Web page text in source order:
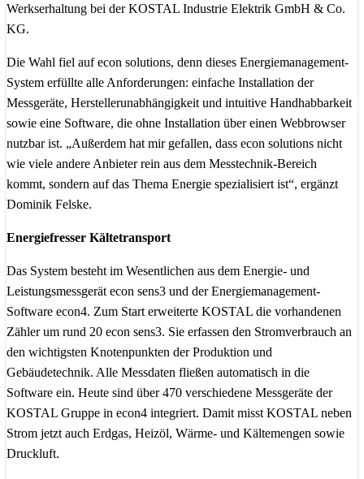
Werkserhaltung bei der KOSTAL Industrie Elektrik GmbH & Co.
KG.
Die Wahl fiel auf econ solutions, denn dieses Energiemanagement-
System erfüllte alle Anforderungen: einfache Installation der
Messgeräte, Herstellerunabhängigkeit und intuitive Handhabbarkeit
sowie eine Software, die ohne Installation über einen Webbrowser
nutzbar ist. „Außerdem hat mir gefallen, dass econ solutions nicht
wie viele andere Anbieter rein aus dem Messtechnik-Bereich
kommt, sondern auf das Thema Energie spezialisiert ist“, ergänzt
Dominik Felske.
Energiefresser Kältetransport
Das System besteht im Wesentlichen aus dem Energie- und
Leistungsmessgerät econ sens3 und der Energiemanagement-
Software econ4. Zum Start erweiterte KOSTAL die vorhandenen
Zähler um rund 20 econ sens3. Sie erfassen den Stromverbrauch an
den wichtigsten Knotenpunkten der Produktion und
Gebäudetechnik. Alle Messdaten fließen automatisch in die
Software ein. Heute sind über 470 verschiedene Messgeräte der
KOSTAL Gruppe in econ4 integriert. Damit misst KOSTAL neben
Strom jetzt auch Erdgas, Heizöl, Wärme- und Kältemengen sowie
Druckluft.